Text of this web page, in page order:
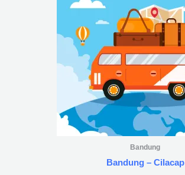
Bandung
Bandung – Cilacap